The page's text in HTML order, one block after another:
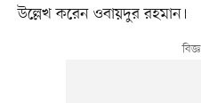
উল্লেখ করেন ওবায়দুর রহমান।